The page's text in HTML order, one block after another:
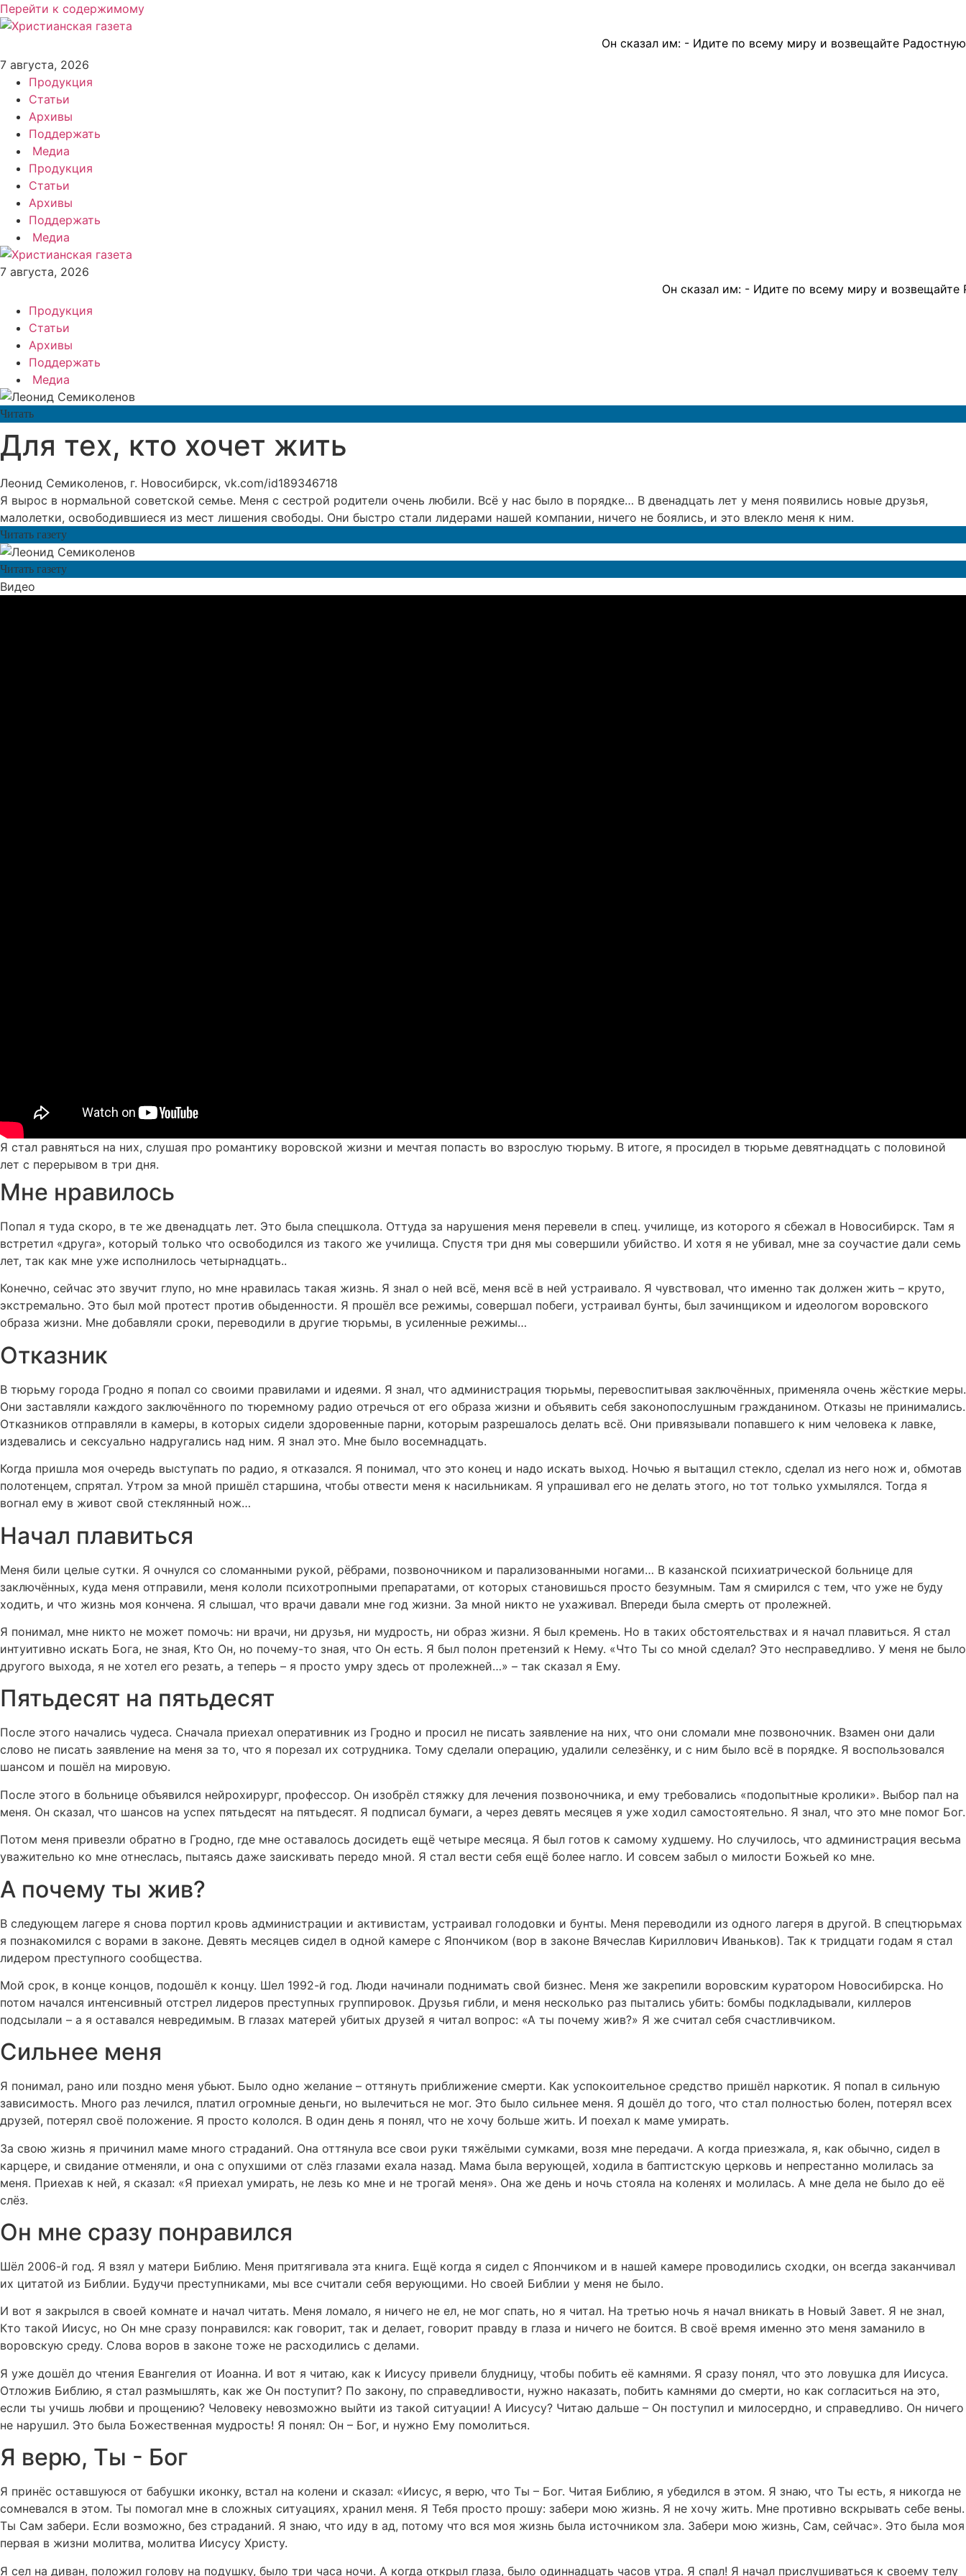
Перейти к содержимому
Он сказал им: - Идите по всему миру и возвещайте Радостную
7 августа, 2026
Продукция
Статьи
Архивы
Поддержать
Медиа
Продукция
Статьи
Архивы
Поддержать
Медиа
7 августа, 2026
Он сказал им: - Идите по всему миру и возвещайте
Продукция
Статьи
Архивы
Поддержать
Медиа
Читать
Для тех, кто хочет жить
Леонид Семиколенов, г. Новосибирск, vk.com/id189346718
Я вырос в нормальной советской семье. Меня с сестрой родители очень любили. Всё у нас было в порядке… В двенадцать лет у меня появились новые друзья,
малолетки, освободившиеся из мест лишения свободы. Они быстро стали лидерами нашей компании, ничего не боялись, и это влекло меня к ним.
Читать газету
Читать газету
Видео
Я стал равняться на них, слушая про романтику воровской жизни и мечтая попасть во взрослую тюрьму. В итоге, я просидел в тюрьме девятнадцать с половиной
лет с перерывом в три дня.
Мне нравилось
Попал я туда скоро, в те же двенадцать лет. Это была спецшкола. Оттуда за нарушения меня перевели в спец. училище, из которого я сбежал в Новосибирск. Там я
встретил «друга», который только что освободился из такого же училища. Спустя три дня мы совершили убийство. И хотя я не убивал, мне за соучастие дали семь
лет, так как мне уже исполнилось четырнадцать..
Конечно, сейчас это звучит глупо, но мне нравилась такая жизнь. Я знал о ней всё, меня всё в ней устраивало. Я чувствовал, что именно так должен жить – круто,
экстремально. Это был мой протест против обыденности. Я прошёл все режимы, совершал побеги, устраивал бунты, был зачинщиком и идеологом воровского
образа жизни. Мне добавляли сроки, переводили в другие тюрьмы, в усиленные режимы…
Отказник
В тюрьму города Гродно я попал со своими правилами и идеями. Я знал, что администрация тюрьмы, перевоспитывая заключённых, применяла очень жёсткие меры.
Они заставляли каждого заключённого по тюремному радио отречься от его образа жизни и объявить себя законопослушным гражданином. Отказы не принимались.
Отказников отправляли в камеры, в которых сидели здоровенные парни, которым разрешалось делать всё. Они привязывали попавшего к ним человека к лавке,
издевались и сексуально надругались над ним. Я знал это. Мне было восемнадцать.
Когда пришла моя очередь выступать по радио, я отказался. Я понимал, что это конец и надо искать выход. Ночью я вытащил стекло, сделал из него нож и, обмотав
полотенцем, спрятал. Утром за мной пришёл старшина, чтобы отвести меня к насильникам. Я упрашивал его не делать этого, но тот только ухмылялся. Тогда я
вогнал ему в живот свой стеклянный нож…
Начал плавиться
Меня били целые сутки. Я очнулся со сломанными рукой, рёбрами, позвоночником и парализованными ногами… В казанской психиатрической больнице для
заключённых, куда меня отправили, меня кололи психотропными препаратами, от которых становишься просто безумным. Там я смирился с тем, что уже не буду
ходить, и что жизнь моя кончена. Я слышал, что врачи давали мне год жизни. За мной никто не ухаживал. Впереди была смерть от пролежней.
Я понимал, мне никто не может помочь: ни врачи, ни друзья, ни мудрость, ни образ жизни. Я был кремень. Но в таких обстоятельствах и я начал плавиться. Я стал
интуитивно искать Бога, не зная, Кто Он, но почему-то зная, что Он есть. Я был полон претензий к Нему. «Что Ты со мной сделал? Это несправедливо. У меня не было
другого выхода, я не хотел его резать, а теперь – я просто умру здесь от пролежней…» – так сказал я Ему.
Пятьдесят на пятьдесят
После этого начались чудеса. Сначала приехал оперативник из Гродно и просил не писать заявление на них, что они сломали мне позвоночник. Взамен они дали
слово не писать заявление на меня за то, что я порезал их сотрудника. Тому сделали операцию, удалили селезёнку, и с ним было всё в порядке. Я воспользовался
шансом и пошёл на мировую.
После этого в больнице объявился нейрохирург, профессор. Он изобрёл стяжку для лечения позвоночника, и ему требовались «подопытные кролики». Выбор пал на
меня. Он сказал, что шансов на успех пятьдесят на пятьдесят. Я подписал бумаги, а через девять месяцев я уже ходил самостоятельно. Я знал, что это мне помог Бог.
Потом меня привезли обратно в Гродно, где мне оставалось досидеть ещё четыре месяца. Я был готов к самому худшему. Но случилось, что администрация весьма
уважительно ко мне отнеслась, пытаясь даже заискивать передо мной. Я стал вести себя ещё более нагло. И совсем забыл о милости Божьей ко мне.
А почему ты жив?
В следующем лагере я снова портил кровь администрации и активистам, устраивал голодовки и бунты. Меня переводили из одного лагеря в другой. В спецтюрьмах
я познакомился с ворами в законе. Девять месяцев сидел в одной камере с Япончиком (вор в законе Вячеслав Кириллович Иваньков). Так к тридцати годам я стал
лидером преступного сообщества.
Мой срок, в конце концов, подошёл к концу. Шел 1992-й год. Люди начинали поднимать свой бизнес. Меня же закрепили воровским куратором Новосибирска. Но
потом начался интенсивный отстрел лидеров преступных группировок. Друзья гибли, и меня несколько раз пытались убить: бомбы подкладывали, киллеров
подсылали – а я оставался невредимым. В глазах матерей убитых друзей я читал вопрос: «А ты почему жив?» Я же считал себя счастливчиком.
Сильнее меня
Я понимал, рано или поздно меня убьют. Было одно желание – оттянуть приближение смерти. Как успокоительное средство пришёл наркотик. Я попал в сильную
зависимость. Много раз лечился, платил огромные деньги, но вылечиться не мог. Это было сильнее меня. Я дошёл до того, что стал полностью болен, потерял всех
друзей, потерял своё положение. Я просто кололся. В один день я понял, что не хочу больше жить. И поехал к маме умирать.
За свою жизнь я причинил маме много страданий. Она оттянула все свои руки тяжёлыми сумками, возя мне передачи. А когда приезжала, я, как обычно, сидел в
карцере, и свидание отменяли, и она с опухшими от слёз глазами ехала назад. Мама была верующей, ходила в баптистскую церковь и непрестанно молилась за
меня. Приехав к ней, я сказал: «Я приехал умирать, не лезь ко мне и не трогай меня». Она же день и ночь стояла на коленях и молилась. А мне дела не было до её
слёз.
Он мне сразу понравился
Шёл 2006-й год. Я взял у матери Библию. Меня притягивала эта книга. Ещё когда я сидел с Япончиком и в нашей камере проводились сходки, он всегда заканчивал
их цитатой из Библии. Будучи преступниками, мы все считали себя верующими. Но своей Библии у меня не было.
И вот я закрылся в своей комнате и начал читать. Меня ломало, я ничего не ел, не мог спать, но я читал. На третью ночь я начал вникать в Новый Завет. Я не знал,
Кто такой Иисус, но Он мне сразу понравился: как говорит, так и делает, говорит правду в глаза и ничего не боится. В своё время именно это меня заманило в
воровскую среду. Слова воров в законе тоже не расходились с делами.
Я уже дошёл до чтения Евангелия от Иоанна. И вот я читаю, как к Иисусу привели блудницу, чтобы побить её камнями. Я сразу понял, что это ловушка для Иисуса.
Отложив Библию, я стал размышлять, как же Он поступит? По закону, по справедливости, нужно наказать, побить камнями до смерти, но как согласиться на это,
если ты учишь любви и прощению? Человеку невозможно выйти из такой ситуации! А Иисусу? Читаю дальше – Он поступил и милосердно, и справедливо. Он ничего
не нарушил. Это была Божественная мудрость! Я понял: Он – Бог, и нужно Ему помолиться.
Я верю, Ты - Бог
Я принёс оставшуюся от бабушки иконку, встал на колени и сказал: «Иисус, я верю, что Ты – Бог. Читая Библию, я убедился в этом. Я знаю, что Ты есть, я никогда не
сомневался в этом. Ты помогал мне в сложных ситуациях, хранил меня. Я Тебя просто прошу: забери мою жизнь. Я не хочу жить. Мне противно вскрывать себе вены.
Ты Сам забери. Если возможно, без страданий. Я знаю, что иду в ад, потому что вся моя жизнь была источником зла. Забери мою жизнь, Сам, сейчас». Это была моя
первая в жизни молитва, молитва Иисусу Христу.
Я сел на диван, положил голову на подушку, было три часа ночи. А когда открыл глаза, было одиннадцать часов утра. Я спал! Я начал прислушиваться к своему телу